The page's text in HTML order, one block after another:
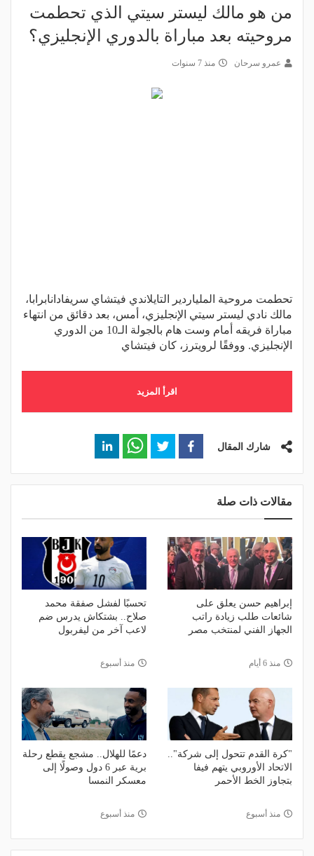
من هو مالك ليستر سيتي الذي تحطمت
مروحيته بعد مباراة بالدوري الإنجليزي؟
عمرو سرحان منذ 7 سنوات
تحطمت مروحية الملياردير التايلاندي فيتشاي سريفادانابرابا،
مالك نادي ليستر سيتي الإنجليزي، أمس، بعد دقائق من انتهاء
مباراة فريقه أمام وست هام بالجولة الـ10 من الدوري
الإنجليزي. ووفقًا لرويترز، كان فيتشاي
اقرأ المزيد
شارك المقال
مقالات ذات صلة
إبراهيم حسن يعلق على
شائعات طلب زيادة راتب
الجهاز الفني لمنتخب مصر
منذ 6 أيام
تحسبًا لفشل صفقة محمد
صلاح.. بشتكاش يدرس ضم
لاعب آخر من ليفربول
منذ أسبوع
"كرة القدم تتحول إلى شركة"..
الاتحاد الأوروبي يتهم فيفا
بتجاوز الخط الأحمر
منذ أسبوع
دعمًا للهلال.. مشجع يقطع رحلة
برية عبر 6 دول وصولًا إلى
معسكر النمسا
منذ أسبوع